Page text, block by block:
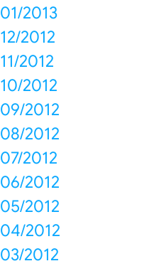
01/2013
12/2012
11/2012
10/2012
09/2012
08/2012
07/2012
06/2012
05/2012
04/2012
03/2012